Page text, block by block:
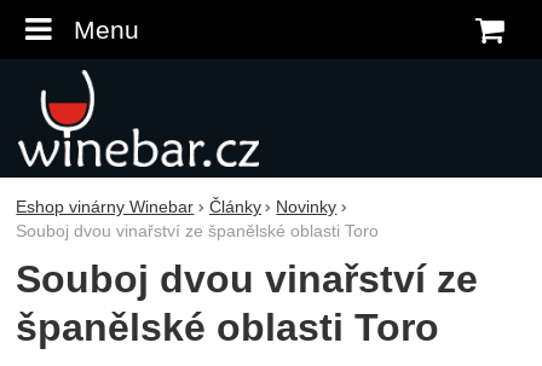
Menu
Eshop vinárny Winebar Články
Novinky
Souboj dvou vinařství ze španělské oblasti Toro
Souboj dvou vinařství ze
španělské oblasti Toro